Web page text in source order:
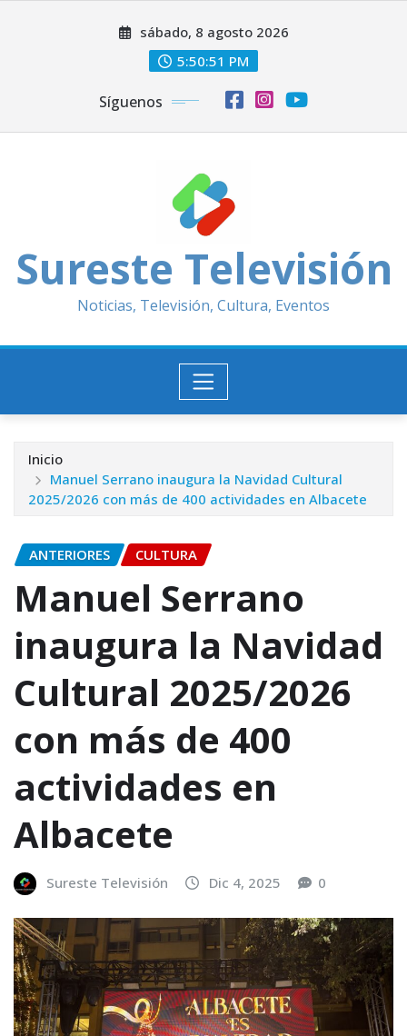
sábado, 8 agosto 2026
5:50:53 PM
Síguenos
Sureste Televisión
Noticias, Televisión, Cultura, Eventos
Inicio
Manuel Serrano inaugura la Navidad Cultural
2025/2026 con más de 400 actividades en Albacete
ANTERIORES CULTURA
Manuel Serrano
inaugura la Navidad
Cultural 2025/2026
con más de 400
actividades en
Albacete
Sureste Televisión Dic 4, 2025 0